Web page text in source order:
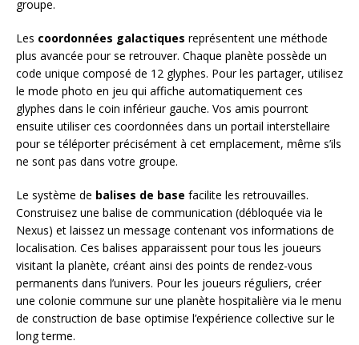
groupe.
Les coordonnées galactiques représentent une méthode
plus avancée pour se retrouver. Chaque planète possède un
code unique composé de 12 glyphes. Pour les partager, utilisez
le mode photo en jeu qui affiche automatiquement ces
glyphes dans le coin inférieur gauche. Vos amis pourront
ensuite utiliser ces coordonnées dans un portail interstellaire
pour se téléporter précisément à cet emplacement, même s’ils
ne sont pas dans votre groupe.
Le système de balises de base facilite les retrouvailles.
Construisez une balise de communication (débloquée via le
Nexus) et laissez un message contenant vos informations de
localisation. Ces balises apparaissent pour tous les joueurs
visitant la planète, créant ainsi des points de rendez-vous
permanents dans l’univers. Pour les joueurs réguliers, créer
une colonie commune sur une planète hospitalière via le menu
de construction de base optimise l’expérience collective sur le
long terme.